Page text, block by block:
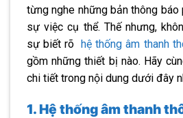
từng nghe những bản thông
sự việc cụ thể. Thế nhưng,
sự biết rõ hệ thống âm thanh
gồm những thiết bị nào. Hãy
chi tiết trong nội dung dưới đây
1. Hệ thống âm thanh